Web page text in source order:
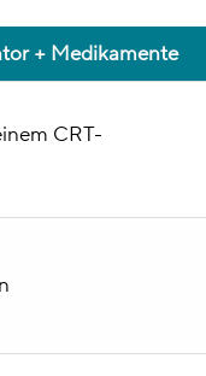
+ Medikamente
CRT-